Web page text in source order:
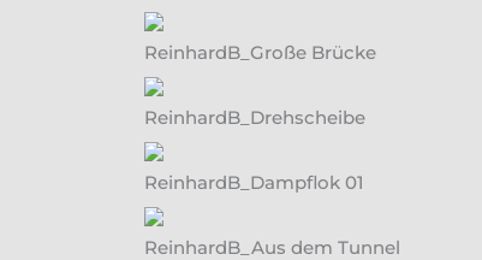
ReinhardB_Große Brücke
ReinhardB_Drehscheibe
ReinhardB_Dampflok 01
ReinhardB_Aus dem Tunnel